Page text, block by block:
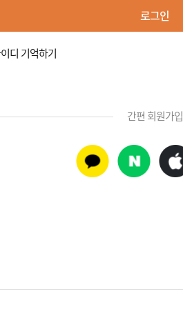
로그인
디 기억하기
간편 회원가입